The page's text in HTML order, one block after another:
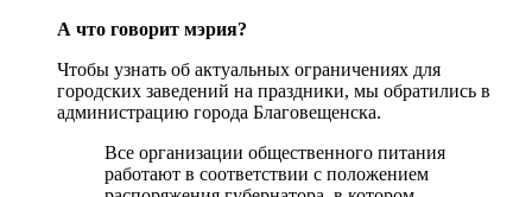
А что говорит мэрия?
Чтобы узнать об актуальных ограничениях для
городских заведений на праздники, мы обратились в
администрацию города Благовещенска.
Все организации общественного питания
работают в соответствии с положением